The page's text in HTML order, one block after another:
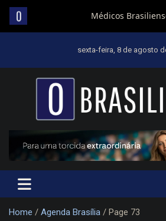
sexta-feira, 8 de agosto
Um diário de notícias que
Home Agenda Brasília Page 73